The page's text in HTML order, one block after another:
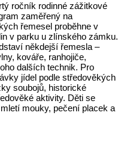
ročník rodinné zážitkové
zaměřený na
řemesel proběhne v
v parku u zlínského zámku.
někdejší řemesla –
kováře, ranhojiče,
dalších technik. Pro
jídel podle středověkých
soubojů, historické
aktivity. Děti se
mouky, pečení placek a